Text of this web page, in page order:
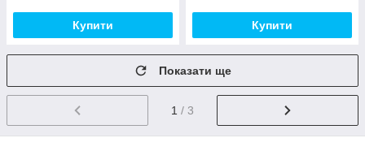
Купити Купити
Показати ще
1 / 3